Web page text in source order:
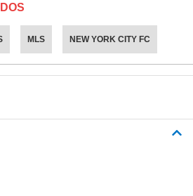
MLS NEW YORK CITY FC